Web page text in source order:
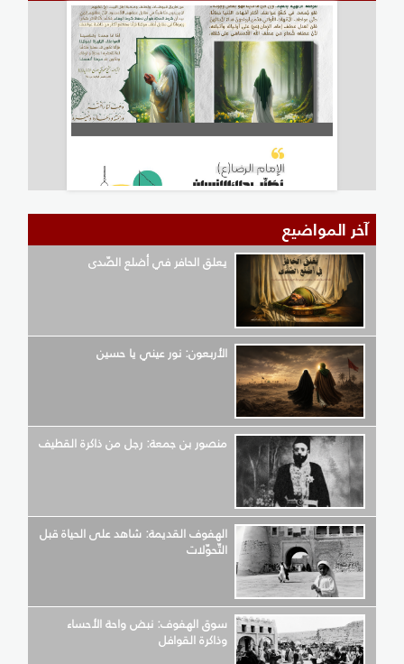
آخر المواضيع
يعلق الحافر في أضلع الصّدى
الأربعون: نور عيني يا حسين
منصور بن جمعة: رجل من ذاكرة القطيف
الهفوف القديمة: شاهد على الحياة قبل
التّحوّلات
سوق الهفوف: نبض واحة الأحساء
وذاكرة القوافل